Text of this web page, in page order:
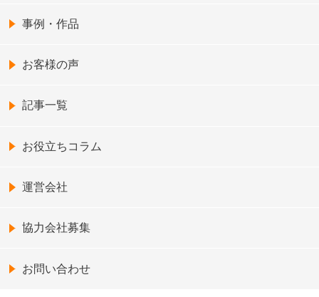
事例・作品
お客様の声
記事一覧
お役立ちコラム
運営会社
協力会社募集
お問い合わせ